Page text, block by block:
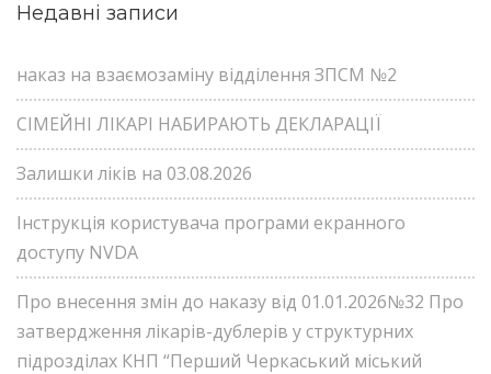
Недавні записи
наказ на взаємозаміну відділення ЗПСМ №2
СІМЕЙНІ ЛІКАРІ НАБИРАЮТЬ ДЕКЛАРАЦІЇ
Залишки ліків на 03.08.2026
Інструкція користувача програми екранного
доступу NVDA
Про внесення змін до наказу від 01.01.2026№32 Про
затвердження лікарів-дублерів у структурних
підрозділах КНП “Перший Черкаський міський